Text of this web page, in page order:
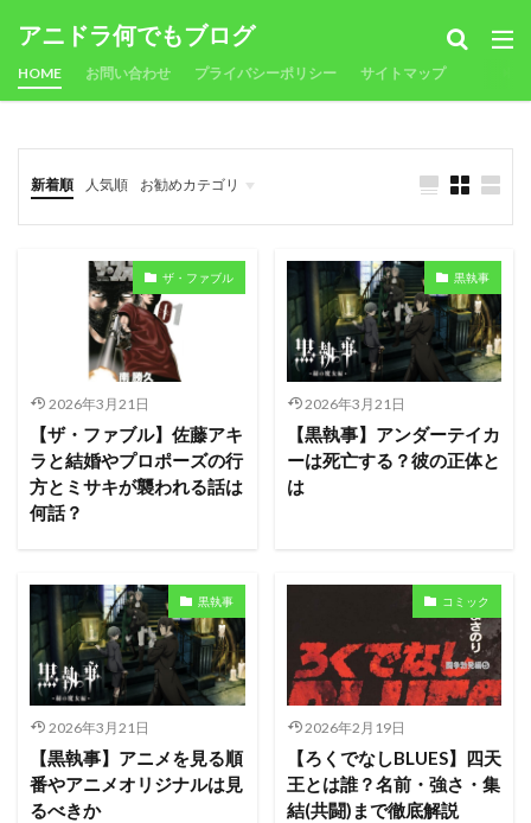
アニドラ何でもブログ
HOME お問い合わせ プライバシーポリシー サイトマップ
新着順 人気順 お勧めカテゴリ
ザ・ファブル
2026年3月21日
【ザ・ファブル】佐藤アキ
ラと結婚やプロポーズの行
方とミサキが襲われる話は
何話？
黒執事
2026年3月21日
【黒執事】アンダーテイカ
ーは死亡する？彼の正体と
は
黒執事
2026年3月21日
【黒執事】アニメを見る順
番やアニメオリジナルは見
るべきか
コミック
2026年2月19日
【ろくでなしBLUES】四天
王とは誰？名前・強さ・集
結(共闘)まで徹底解説